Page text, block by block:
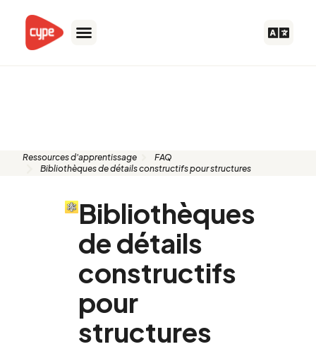
contenu
Ressources d'apprentissage
FAQ
Bibliothèques de détails constructifs pour structures
Bibliothèques
de détails
constructifs
pour
structures